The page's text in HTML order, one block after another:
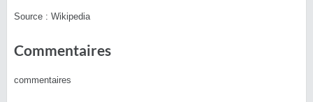
Source : Wikipedia
Commentaires
commentaires